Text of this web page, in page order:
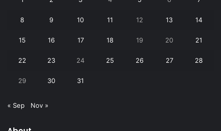
8 9 10 11 12 13 14
15 16 17 18 19 20 21
22 23 24 25 26 27 28
29 30 31
« Sep Nov »